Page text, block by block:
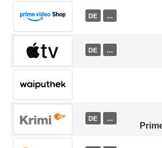
DE …
DE …
DE …